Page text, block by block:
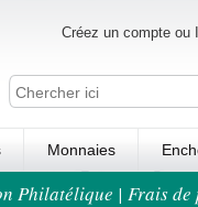
Créez un compte ou
Monnaies
Philatélique | Frais